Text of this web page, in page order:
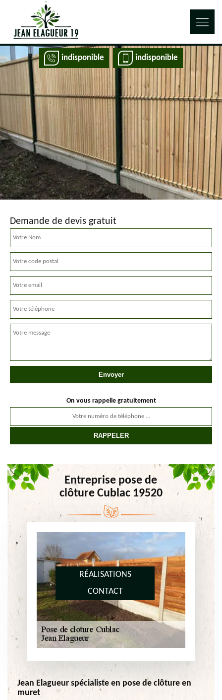
indisponible indisponible
RÉALISATIONS
CONTACT
Demande de devis gratuit
On vous rappelle gratuitement
Entreprise pose de
clôture Cublac 19520
Jean Elagueur spécialiste en pose de clôture en
muret